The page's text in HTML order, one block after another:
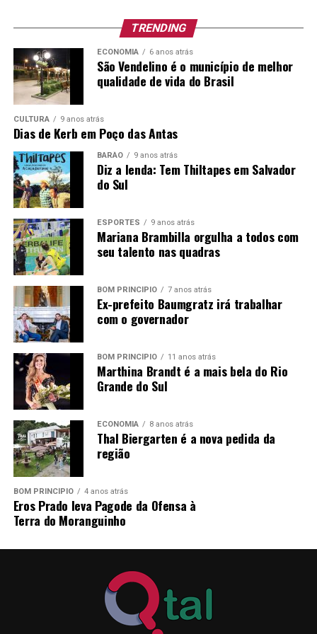
Cargo Vagas
Escolaridade
e outros
requisitos
para o
Carga
Semanal
Junho/
Especialista
em
Educação –
Supervisão
Escolar
01
Habilitação
Legal para o
Exercício do
Cargo
*Vale-Alimentação de R$ 16,00 por dia efetivamente
trabalhado.
PRAZO E LOCAL DE INSCRIÇÃO:dias 29 e 30 de junho
e dias 01; 02 e 03 de julho de 2026, das 07h30min às
11h30min e das 13h às 16h, no Departamento de
Pessoal, junto a Prefeitura Municipal de Pareci Novo,
sito à Rua João Inácio Teixeira, nº 70 – Centro.
Excepcionalmente, no dia29/06/2026
serão realizadas somente no período da manhã,
compreendendo o horário das 07h30min às 11h30min.
Pareci Novo, RS, 25 de junho de 2026.
Prefeita Municipal
TRENDING
ECONOMIA 6 anos atrás
São Vendelino é o município de melhor
qualidade de vida do Brasil
CULTURA 9 anos atrás
Dias de Kerb em Poço das Antas
BARÃO 9 anos atrás
Diz a lenda: Tem Thiltapes em Salvador
do Sul
ESPORTES 9 anos atrás
Mariana Brambilla orgulha a todos com
seu talento nas quadras
BOM PRINCÍPIO 7 anos atrás
Ex-prefeito Baumgratz irá trabalhar
com o governador
BOM PRINCÍPIO 11 anos atrás
Marthina Brandt é a mais bela do Rio
Grande do Sul
ECONOMIA 8 anos atrás
Thal Biergarten é a nova pedida da
região
BOM PRINCÍPIO 4 anos atrás
Eros Prado leva Pagode da Ofensa à
Terra do Moranguinho